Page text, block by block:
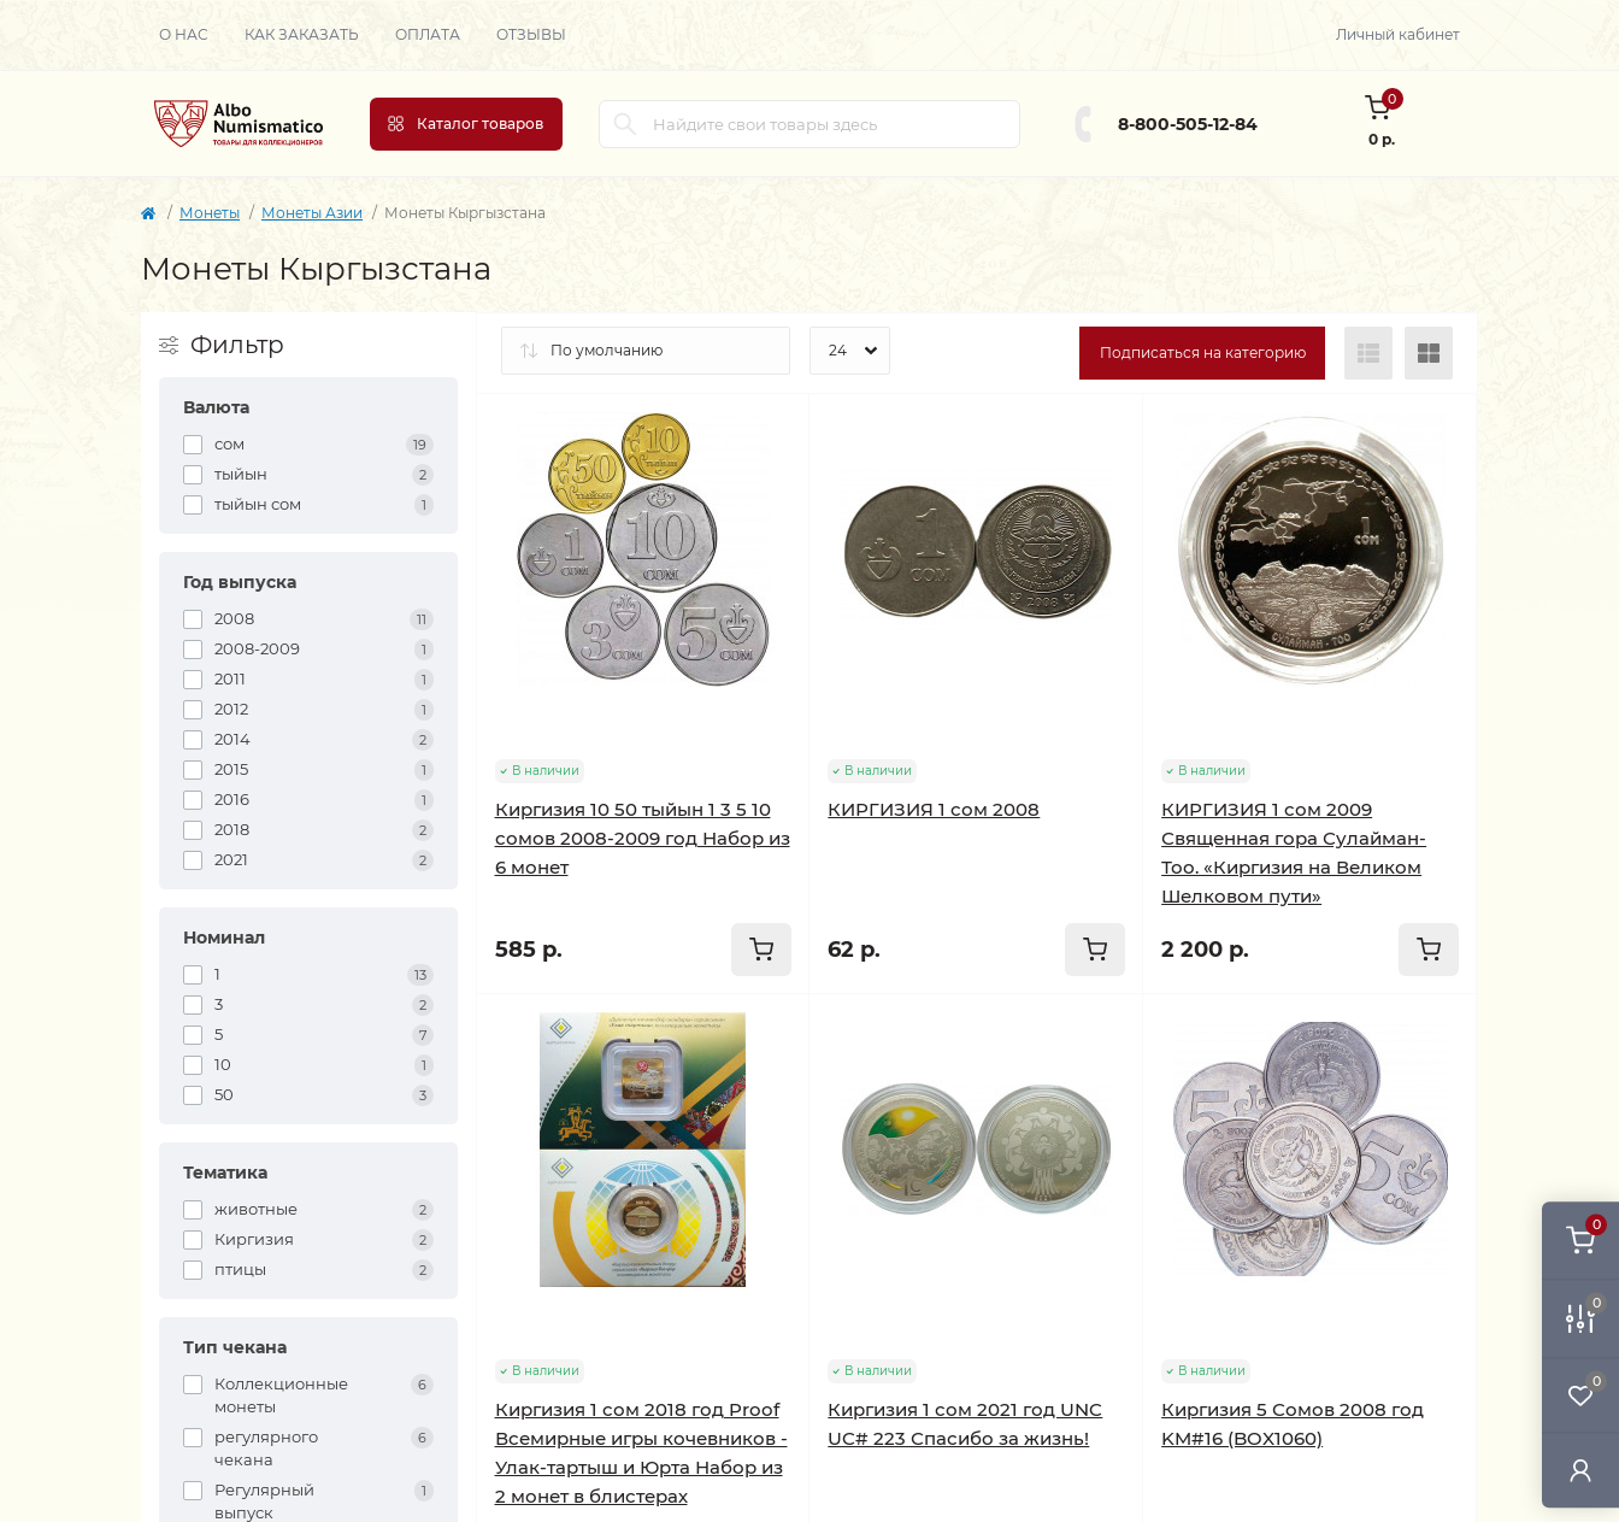
0
0
0
О НАС КАК ЗАКАЗАТЬ ОПЛАТА ОТЗЫВЫ Личный кабинет
Каталог товаров 8-800-505-12-84
0
0 р.
Монеты Монеты Азии Монеты Кыргызстана
Монеты Кыргызстана
Фильтр
Валюта
сом 19
тыйын 2
тыйын сом 1
Год выпуска
2008 11
2008-2009 1
2011 1
2012 1
2014 2
2015 1
2016 1
2018 2
2021 2
Номинал
1 13
3 2
5 7
10 1
50 3
Тематика
животные 2
Киргизия 2
птицы 2
Тип чекана
Коллекционные
монеты
6
регулярного
чекана
6
Регулярный
выпуск
1
Подписаться на категорию
В наличии
Киргизия 10 50 тыйын 1 3 5 10
сомов 2008-2009 год Набор из
6 монет
585 р.
В наличии
КИРГИЗИЯ 1 сом 2008
62 р.
В наличии
КИРГИЗИЯ 1 сом 2009
Священная гора Сулайман-
Тоо. «Киргизия на Великом
Шелковом пути»
2 200 р.
В наличии
Киргизия 1 сом 2018 год Proof
Всемирные игры кочевников -
Улак-тартыш и Юрта Набор из
2 монет в блистерах
В наличии
Киргизия 1 сом 2021 год UNC
UC# 223 Спасибо за жизнь!
В наличии
Киргизия 5 Сомов 2008 год
KM#16 (BOX1060)